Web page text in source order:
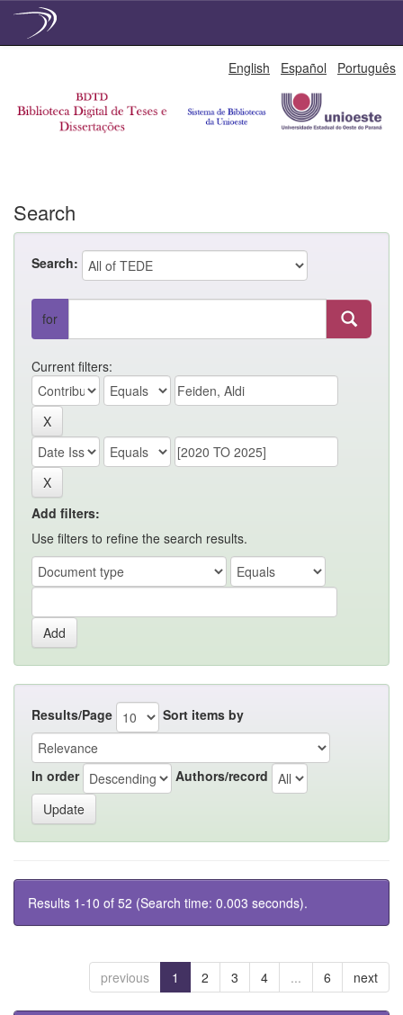
English Español Português
Search
Search:
for
Current filters:
Add filters:
Use filters to refine the search results.
Results/Page Sort items by
In order Authors/record
Results 1-10 of 52 (Search time: 0.003 seconds).
previous 1 2 3 4 ... 6 next